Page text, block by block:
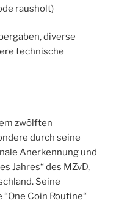
rausholt)
diverse
technische
zwölften
durch seine
Anerkennung und
Jahres“ des MZvD,
Seine
Coin Routine“